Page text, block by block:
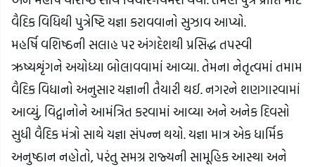
વૈદિક વિધિથી પુત્રેષ્ટિ યજ્ઞા કરાવવાનો સુઝાવ આપ્યો.
મહર્ષિ વશિષ્ઠની સલાહ પર અંગદેશથી પ્રસિદ્ધ તપસ્વી
ઋષ્યશૃંગને અયોધ્યા બોલાવવામાં આવ્યા. તેમના નેતૃત્વમાં તમામ
વૈદિક વિધાનો અનુસાર યજ્ઞાની તૈયારી થઈ. નગરને શણગારવામાં
આવ્યું, વિદ્વાનોને આમંત્રિત કરવામાં આવ્યા અને અનેક દિવસો
સુધી વૈદિક મંત્રો સાથે યજ્ઞા સંપન્ન થયો. યજ્ઞા માત્ર એક ધાર્મિક
અનુષ્ઠાન નહોતો, પરંતુ સમગ્ર રાજ્યની સામૂહિક આસ્થા અને